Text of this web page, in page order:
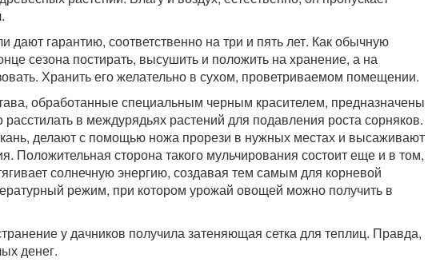
дают гарантию, соответственно на три и пять лет. Как обычную
сезона постирать, высушить и положить на хранение, а на
Хранить его желательно в сухом, проветриваемом помещении.
обработанные специальным черным красителем, предназначены
в междурядьях растений для подавления роста сорняков.
делают с помощью ножа прорези в нужных местах и высаживают
Положительная сторона такого мульчирования состоит еще и в том,
солнечную энергию, создавая тем самым для корневой
режим, при котором урожай овощей можно получить в
у дачников получила затеняющая сетка для теплиц. Правда,
денег.